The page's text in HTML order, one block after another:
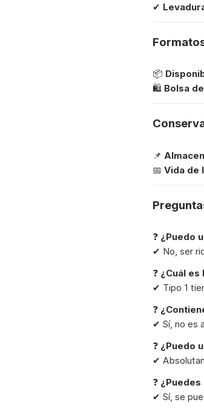
✔
📦
🛍 Bolsa
📌
📅 Vida de
❓ ¿Puedo
✔ No, ser
❓ ¿Cuál
✔ Tipo 1
❓
✔ Sí, no es
❓ ¿Puedo
✔
❓
✔ Sí, se